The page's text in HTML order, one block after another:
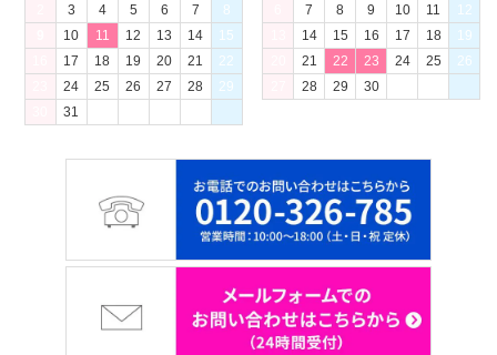
3 4 5 6 7
8
10 11 12 13 14
15
17 18 19 20 21
22
24 25 26 27 28
29
31
7 8 9 10 11
12
14 15 16 17 18
19
21 22 23 24 25
26
28 29 30